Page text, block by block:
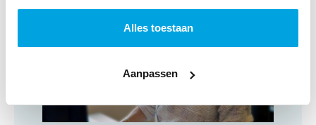
Alles toestaan
Aanpassen